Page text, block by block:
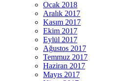
Ocak 2018
Aralık 2017
Kasım 2017
Ekim 2017
Eylül 2017
Ağustos 2017
Temmuz 2017
Haziran 2017
Mayıs 2017